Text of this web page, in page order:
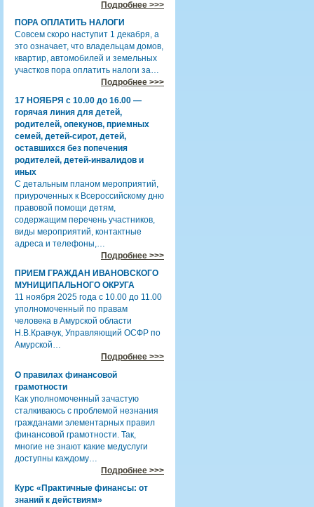
Подробнее >>>
ПОРА ОПЛАТИТЬ НАЛОГИ
Совсем скоро наступит 1 декабря, а
это означает, что владельцам домов,
квартир, автомобилей и земельных
участков пора оплатить налоги за…
Подробнее >>>
17 НОЯБРЯ с 10.00 до 16.00 —
горячая линия для детей,
родителей, опекунов, приемных
семей, детей-сирот, детей,
оставшихся без попечения
родителей, детей-инвалидов и
иных
С детальным планом мероприятий,
приуроченных к Всероссийскому дню
правовой помощи детям,
содержащим перечень участников,
виды мероприятий, контактные
адреса и телефоны,…
Подробнее >>>
ПРИЕМ ГРАЖДАН ИВАНОВСКОГО
МУНИЦИПАЛЬНОГО ОКРУГА
11 ноября 2025 года с 10.00 до 11.00
уполномоченный по правам
человека в Амурской области
Н.В.Кравчук, Управляющий ОСФР по
Амурской…
Подробнее >>>
О правилах финансовой
грамотности
Как уполномоченный зачастую
сталкиваюсь с проблемой незнания
гражданами элементарных правил
финансовой грамотности. Так,
многие не знают какие медуслуги
доступны каждому…
Подробнее >>>
Курс «Практичные финансы: от
знаний к действиям»